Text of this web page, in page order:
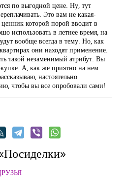
по выгодной цене. Ну, тут
Это вам не какая-
которой порой вводит в
использовать в летнее время, на
вообще всегда в тему. Но, как
они находят применение.
такой незаменимый атрибут. Вы
А, как же приятно на нем
настоятельно
чтобы вы все опробовали сами!